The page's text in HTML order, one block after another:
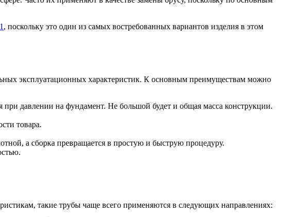
, поскольку это один из самых востребованных вариантов изделия в этом
эксплуатационных характеристик. К основным преимуществам можно
давлении на фундамент. Не большой будет и общая масса конструкции.
товара.
а сборка превращается в простую и быструю процедуру.
такие трубы чаще всего применяются в следующих направлениях: